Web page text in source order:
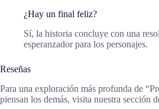
¿Hay un final feliz?
Sí, la historia concluye con una
esperanzador para los personajes.
Reseñas
Para una exploración más profunda de
piensan los demás, visita nuestra sección